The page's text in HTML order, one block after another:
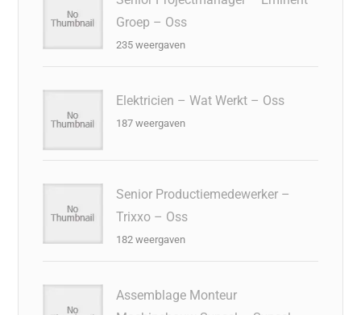
Groep – Oss
235 weergaven
Elektricien – Wat Werkt – Oss
187 weergaven
Senior Productiemedewerker –
Trixxo – Oss
182 weergaven
Assemblage Monteur